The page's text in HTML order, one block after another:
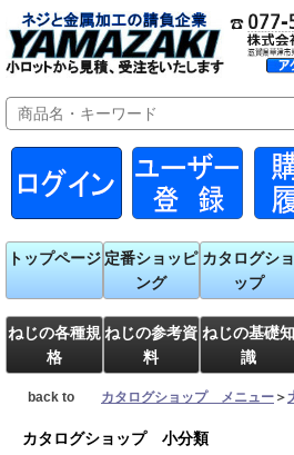
トップページ 定番ショッピ
ング
カタログショ
ップ
ねじの各種規
格
ねじの参考資
料
ねじの基礎知
識
back to カタログショップ メニュー ＞
カタログショップ 小分類